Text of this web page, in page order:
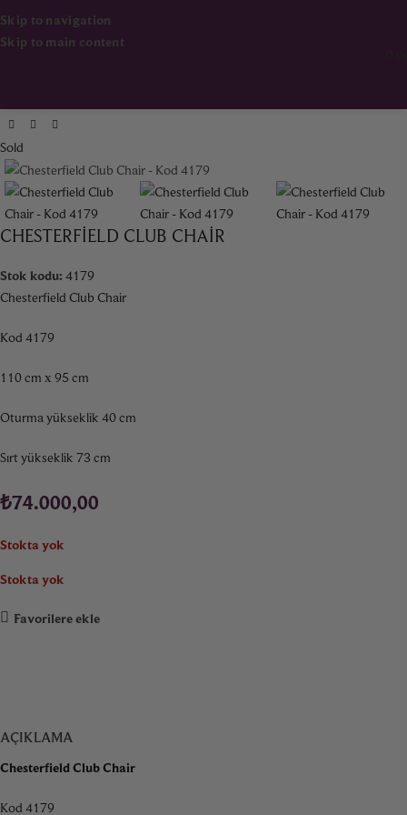
Skip to navigation
Skip to main content
Sold
CHESTERFIELD CLUB CHAIR
Stok kodu: 4179
Chesterfield Club Chair
Kod 4179
110 cm x 95 cm
Oturma yükseklik 40 cm
Sırt yükseklik 73 cm
₺74.000,00
Stokta yok
Stokta yok
Favorilere ekle
AÇIKLAMA
Chesterfield Club Chair
Kod 4179